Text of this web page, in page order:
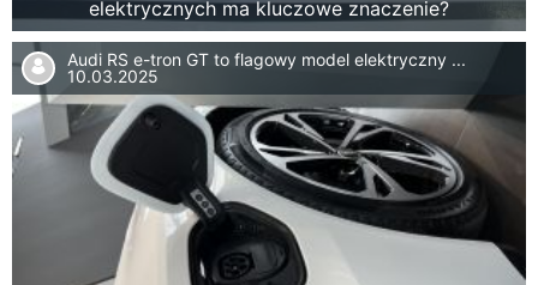
elektrycznych ma kluczowe znaczenie?
Audi RS e-tron GT to flagowy model elektryczny ...
10.03.2025